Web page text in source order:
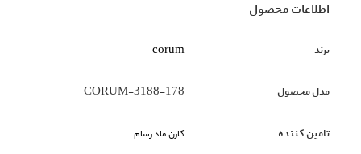
اطلاعات محصول
برند corum
مدل محصول CORUM-3188-178
تامین کننده کارن ماد رسام